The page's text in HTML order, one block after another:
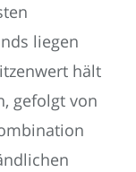
liegen
hält
gefolgt von